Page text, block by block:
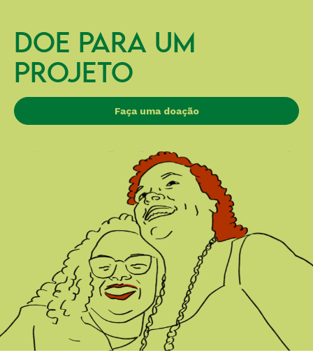
DOE PARA UM
PROJETO
Faça uma doação